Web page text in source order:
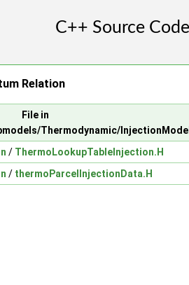
Relation
File in
Thermodynamic/InjectionModel
/ ThermoLookupTableInjection.H
/ thermoParcelInjectionData.H